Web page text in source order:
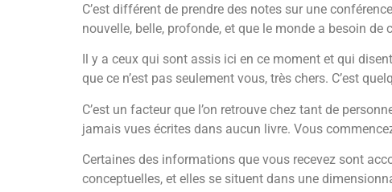
C’est différent de prendre des notes sur une
nouvelle, belle, profonde, et que le monde a besoin de
Il y a ceux qui sont assis ici en ce moment et qui
que ce n’est pas seulement vous, très chers. C’est
C’est un facteur que l’on retrouve chez tant de
jamais vues écrites dans aucun livre. Vous
Certaines des informations que vous recevez sont
conceptuelles, et elles se situent dans une